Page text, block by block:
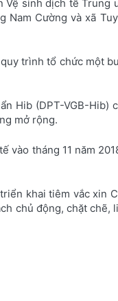
sinh dịch tễ
Cường và xã
trình tổ chức một
Hib (DPT-VGB-
mở rộng.
tháng 11 năm
khai tiêm vắc xin
chủ động, chặt